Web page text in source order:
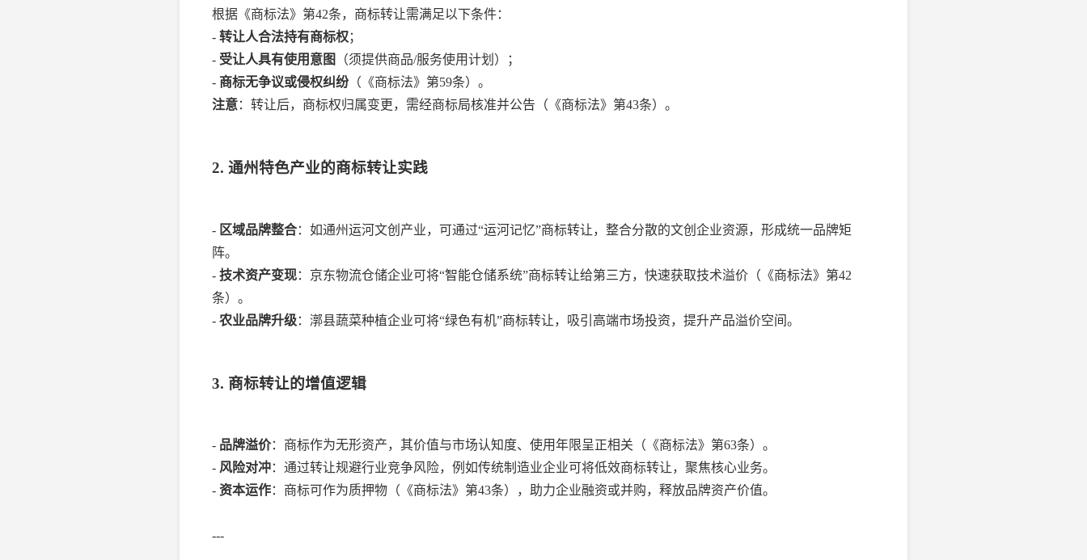
根据《商标法》第42条，商标转让需满足以下条件：
- 转让人合法持有商标权；
- 受让人具有使用意图
（须提供商品/服务使用计划）；
- 商标无争议或侵权纠纷 （《商标法》第59条）。
注意：转让后，商标权归属变更，需经商标局核准并公告（《商标法》第43条）。
2. 通州特色产业的商标转让实践
- 区域品牌整合：如通州运河文创产业，可通过“运河记忆”商标转让，整合分散的文创企业资源，形成统一品牌矩
阵。
- 技术资产变现：京东物流仓储企业可将“智能仓储系统”商标转让给第三方，快速获取技术溢价（《商标法》第42
条）。
- 农业品牌升级：漷县蔬菜种植企业可将“绿色有机”商标转让，吸引高端市场投资，提升产品溢价空间。
3. 商标转让的增值逻辑
- 品牌溢价：商标作为无形资产，其价值与市场认知度、使用年限呈正相关（《商标法》第63条）。
- 风险对冲：通过转让规避行业竞争风险，例如传统制造业企业可将低效商标转让，聚焦核心业务。
- 资本运作：商标可作为质押物（《商标法》第43条），助力企业融资或并购，释放品牌资产价值。
---